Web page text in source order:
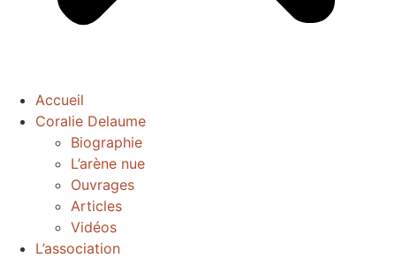
Accueil
Coralie Delaume
Biographie
L’arène nue
Ouvrages
Articles
Vidéos
L’association